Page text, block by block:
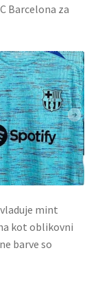
Barcelona za
mint
kot oblikovni
barve so